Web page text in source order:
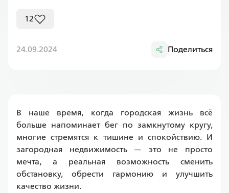
12
24.09.2024 Поделиться
В наше время, когда городская жизнь всё
больше напоминает бег по замкнутому кругу,
многие стремятся к тишине и спокойствию. И
загородная недвижимость — это не просто
мечта, а реальная возможность сменить
обстановку, обрести гармонию и улучшить
качество жизни.